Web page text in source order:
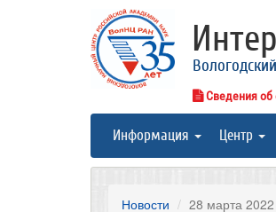
Сведения об
Информация Центр
Новости 28 марта